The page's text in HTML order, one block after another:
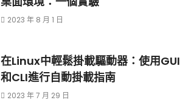
2023 年 8 月 1 日
在Linux中輕鬆掛載驅動器：使用GUI
和CLI進行自動掛載指南
2023 年 7 月 29 日